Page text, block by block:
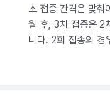
소 접종 간격은 맞춰
월 후, 3차 접종은 2
니다. 2회 접종의 경